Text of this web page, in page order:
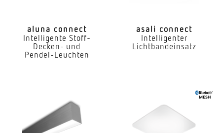
Direkt-/Indirektanteile separat regelbar
Nein
Farbabweichung LED
SDCM3
aluna connect
Intelligente Stoff-
Decken- und
Pendel-Leuchten
asali connect
Intelligenter
Lichtbandeinsatz